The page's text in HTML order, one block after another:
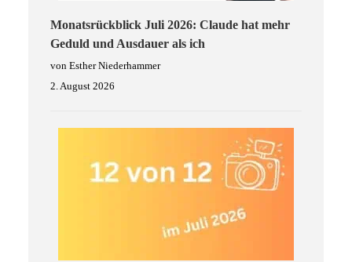
Monatsrückblick Juli 2026: Claude hat mehr
Geduld und Ausdauer als ich
von Esther Niederhammer
2. August 2026